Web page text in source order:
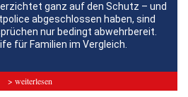
ganz auf den Schutz – und
abgeschlossen haben, sind
nur bedingt abwehrbereit.
für Familien im Vergleich.
> weiterlesen